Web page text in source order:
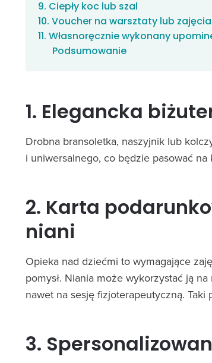
9. Ciepły koc lub szal
10. Voucher na warsztaty lub zajęcia
11. Własnoręcznie wykonany
Podsumowanie
1. Elegancka
Drobna bransoletka, naszyjnik lub
i uniwersalnego, co będzie pasować na
2. Karta
niani
Opieka nad dziećmi to wymagające
pomysł. Niania może wykorzystać ją
nawet na sesję fizjoterapeutyczną.
3.